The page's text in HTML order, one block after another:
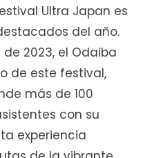
Ultra Japan es
del año.
de 2023, el Odaiba
de este festival,
más de 100
con su
experiencia